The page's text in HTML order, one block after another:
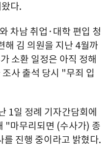
다.
차남 취업·대학 편입 청
해 김 의원을 지난 4월까
소환 일정은 아직 정해
사 출석 당시 "무죄 입
1일 정례 기자간담회에
"마무리되면 (수사가) 종
진행 중이라고 밝혔다.